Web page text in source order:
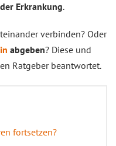
Erkrankung.
verbinden? Oder
abgeben? Diese und
Ratgeber beantwortet.
fortsetzen?